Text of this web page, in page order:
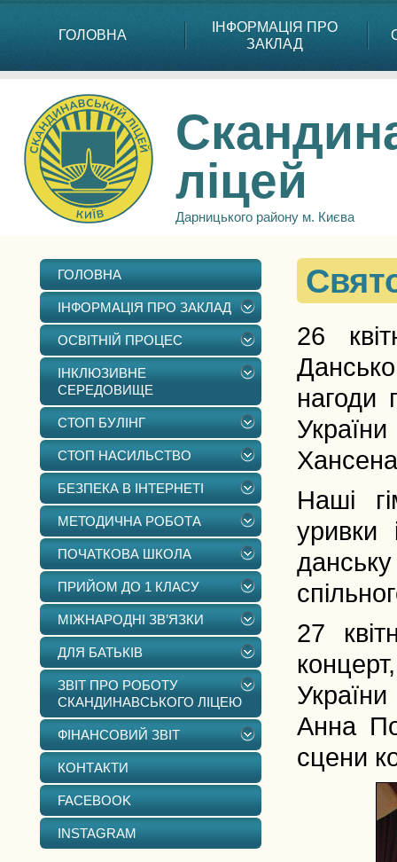
ГОЛОВНА
ІНФОРМАЦІЯ ПРО
ЗАКЛАД
ліцей
Дарницького району м. Києва
ГОЛОВНА
ІНФОРМАЦІЯ ПРО ЗАКЛАД
ОСВІТНІЙ ПРОЦЕС
ІНКЛЮЗИВНЕ
СЕРЕДОВИЩЕ
СТОП БУЛІНГ
СТОП НАСИЛЬСТВО
БЕЗПЕКА В ІНТЕРНЕТІ
МЕТОДИЧНА РОБОТА
ПОЧАТКОВА ШКОЛА
ПРИЙОМ ДО 1 КЛАСУ
МІЖНАРОДНІ ЗВ’ЯЗКИ
ДЛЯ БАТЬКІВ
ЗВІТ ПРО РОБОТУ
СКАНДИНАВСЬКОГО ЛІЦЕЮ
ФІНАНСОВИЙ ЗВІТ
КОНТАКТИ
FACEBOOK
INSTAGRAM
26
нагоди
Наші
уривки
27
Анна
сцени